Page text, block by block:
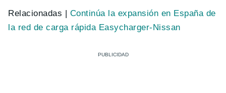
Relacionadas | Continúa la expansión en España de
la red de carga rápida Easycharger-Nissan